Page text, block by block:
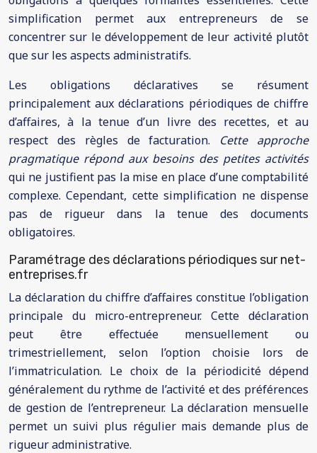
simplification permet aux entrepreneurs de se
concentrer sur le développement de leur activité plutôt
que sur les aspects administratifs.
Les obligations déclaratives se résument
principalement aux déclarations périodiques de chiffre
d’affaires, à la tenue d’un livre des recettes, et au
respect des règles de facturation. Cette approche
pragmatique répond aux besoins des petites activités
qui ne justifient pas la mise en place d’une comptabilité
complexe. Cependant, cette simplification ne dispense
pas de rigueur dans la tenue des documents
obligatoires.
Paramétrage des déclarations périodiques sur net-
entreprises.fr
La déclaration du chiffre d’affaires constitue l’obligation
principale du micro-entrepreneur. Cette déclaration
peut être effectuée mensuellement ou
trimestriellement, selon l’option choisie lors de
l’immatriculation. Le choix de la périodicité dépend
généralement du rythme de l’activité et des préférences
de gestion de l’entrepreneur. La déclaration mensuelle
permet un suivi plus régulier mais demande plus de
rigueur administrative.